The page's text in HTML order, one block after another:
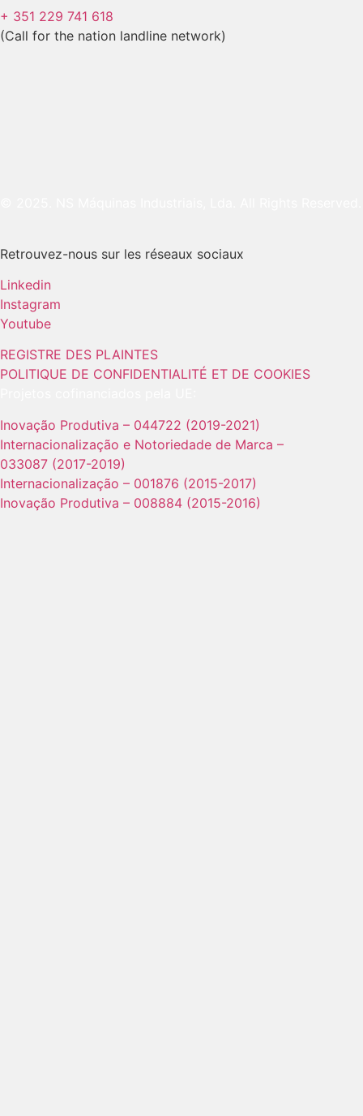
+ 351 229 741 618
(Call for the nation landline network)
Retrouvez-nous sur les réseaux sociaux
Linkedin
Instagram
Youtube
REGISTRE DES PLAINTES
POLITIQUE DE CONFIDENTIALITÉ ET DE COOKIES
Inovação Produtiva – 044722 (2019-2021)
Internacionalização e Notoriedade de Marca –
033087 (2017-2019)
Internacionalização – 001876 (2015-2017)
Inovação Produtiva – 008884 (2015-2016)